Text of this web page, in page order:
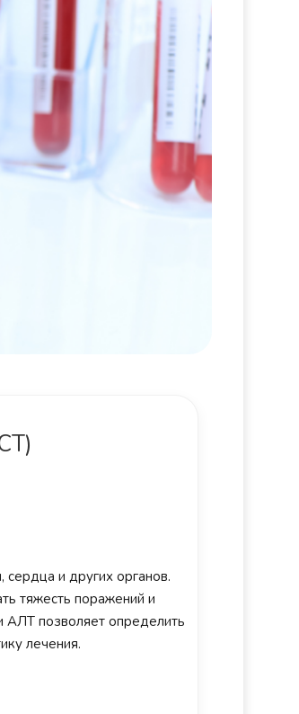
и других органов.
тяжесть поражений и
АЛТ позволяет определить
лечения.